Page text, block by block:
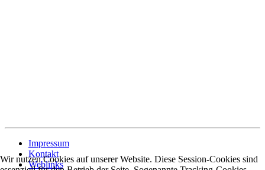
Impressum
Kontakt
Weblinks
Wir nutzen Cookies auf unserer Website. Diese Session-Cookies sind